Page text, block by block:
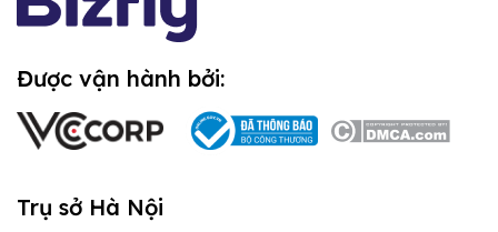
Được vận hành bởi:
Trụ sở Hà Nội